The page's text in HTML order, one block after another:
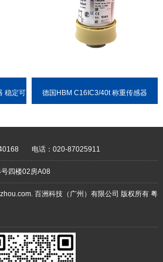
稳定可 德国HBM C16IC3/40t 称重传感器
电话：020-87025911
四楼02房A08
百洲科技（广州）有限公司 版权所有 粤